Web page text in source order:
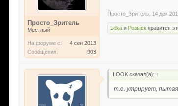
Просто_Зритель
Местный
На форуме с:
4 сен 2013
Сообщения:
903
Просто_Зритель 14 дек
Lёka и Розыск нравится
LOOK сказал(а): ↑
т.е. утрирует,